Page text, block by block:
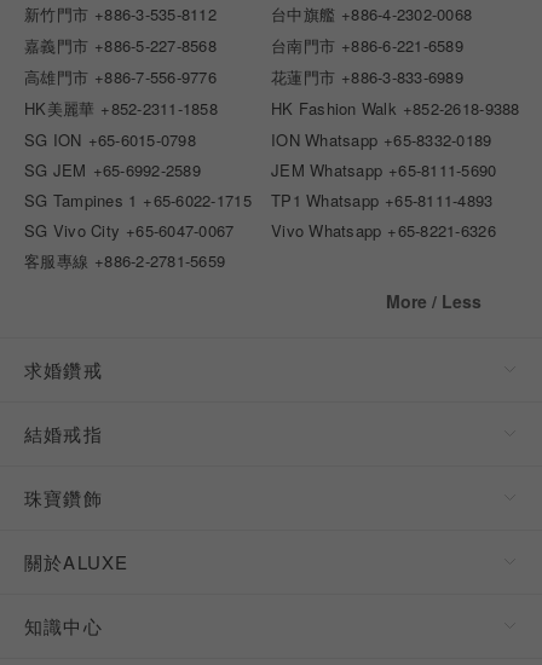
新竹門市 +886-3-535-8112 台中旗艦 +886-4-2302-0068
嘉義門市 +886-5-227-8568 台南門市 +886-6-221-6589
高雄門市 +886-7-556-9776 花蓮門市 +886-3-833-6989
HK美麗華 +852-2311-1858 HK Fashion Walk +852-2618-9388
SG ION +65-6015-0798 ION Whatsapp +65-8332-0189
SG JEM +65-6992-2589 JEM Whatsapp +65-8111-5690
SG Tampines 1 +65-6022-1715 TP1 Whatsapp +65-8111-4893
SG Vivo City +65-6047-0067 Vivo Whatsapp +65-8221-6326
客服專線 +886-2-2781-5659
More / Less
求婚鑽戒
結婚戒指
珠寶鑽飾
關於ALUXE
知識中心